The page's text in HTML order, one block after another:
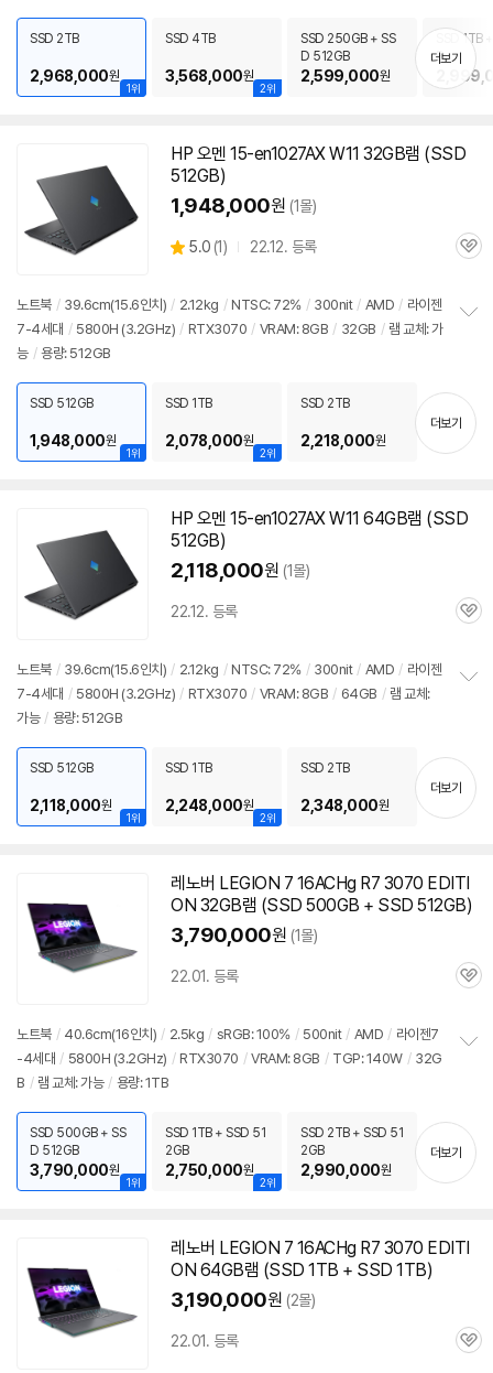
치
기
1위
SSD 2TB
2,968,000원
2위
SSD 4TB
3,568,000원
SSD 250GB + SS
D 512GB
2,599,000원
SSD 1TB
B
더보기
HP 오멘 15-en1027AX W11 32GB램 (SSD
512GB)
1,948,000원 (1몰)
별
5.0 (상
뷰
1) 22.12. 등록
관
노트북 / 39.6cm(15.6인치) / 2.12kg / NTSC: 72% / 300nit / AMD / 라이젠
7-4세대 / 5800H (3.2GHz) / RTX3070 / VRAM: 8GB / 32GB / 램 교체: 가
능 / 용량: 512GB
기
1위
SSD 512GB
1,948,000원
2위
SSD 1TB
2,078,000원
SSD 2TB
2,218,000원
더보기
HP 오멘 15-en1027AX W11 64GB램 (SSD
512GB)
2,118,000원 (1몰)
22.12. 등록
관
노트북 / 39.6cm(15.6인치) / 2.12kg / NTSC: 72% / 300nit / AMD / 라이젠
7-4세대 / 5800H (3.2GHz) / RTX3070 / VRAM: 8GB / 64GB / 램 교체:
가능 / 용량: 512GB
기
1위
SSD 512GB
2,118,000원
2위
SSD 1TB
2,248,000원
SSD 2TB
2,348,000원
더보기
레노버 LEGION 7 16ACHg R7 3070 EDITI
ON 32GB램 (SSD 500GB + SSD 512GB)
3,790,000원 (1몰)
22.01. 등록
관
노트북 / 40.6cm(16인치) / 2.5kg / sRGB: 100% / 500nit / AMD / 라이젠7
-4세대 / 5800H (3.2GHz) / RTX3070 / VRAM: 8GB / TGP: 140W / 32G
B / 램 교체: 가능 / 용량: 1TB
기
1위
SSD 500GB + SS
D 512GB
3,790,000원
2위
SSD 1TB + SSD 51
2GB
2,750,000원
SSD 2TB + SSD 51
2GB
2,990,000원
더보기
레노버 LEGION 7 16ACHg R7 3070 EDITI
ON 64GB램 (SSD 1TB + SSD 1TB)
3,190,000원 (2몰)
22.01. 등록
관